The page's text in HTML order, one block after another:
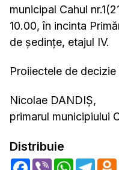
municipal Cahul
10.00, în incinta
de şedinţe, etajul IV.
Proiiectele de
Nicolae DANDIŞ,
primarul municipiului
Distribuie
Facebook
Viber WhatsApp